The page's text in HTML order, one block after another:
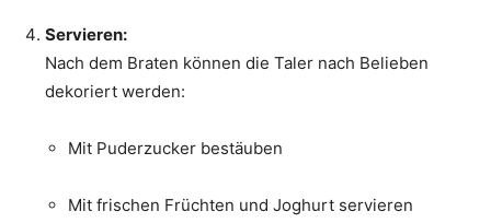
Servieren:
Nach dem Braten können die Taler nach Belieben
dekoriert werden:
Mit Puderzucker bestäuben
Mit frischen Früchten und Joghurt servieren